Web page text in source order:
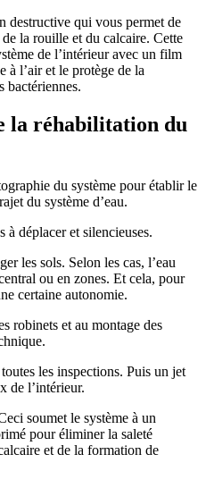
destructive qui vous permet de
la rouille et du calcaire. Cette
de l’intérieur avec un film
à l’air et le protège de la
bactériennes.
la réhabilitation du
du système pour établir le
du système d’eau.
à déplacer et silencieuses.
les sols. Selon les cas, l’eau
ou en zones. Et cela, pour
certaine autonomie.
robinets et au montage des
les inspections. Puis un jet
de l’intérieur.
soumet le système à un
pour éliminer la saleté
et de la formation de